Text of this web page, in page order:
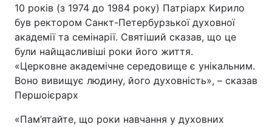
Тема оформлення
10 років (з 1974 до 1984 року) Патріарх Кирило
був ректором Санкт-Петербурзької духовної
академії та семінарії. Святіший сказав, що це
були найщасливіші роки його життя.
«Церковне академічне середовище є унікальним.
Воно вивищує людину, його духовність», – сказав
Першоієрарх
«Пам’ятайте, що роки навчання у духовних